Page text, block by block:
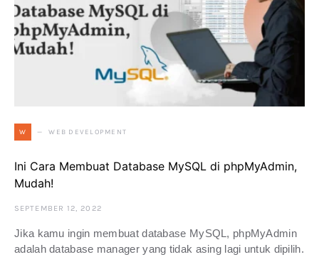
W WEB DEVELOPMENT
Ini Cara Membuat Database MySQL di phpMyAdmin,
Mudah!
SEPTEMBER 12, 2022
Jika kamu ingin membuat database MySQL, phpMyAdmin
adalah database manager yang tidak asing lagi untuk dipilih.